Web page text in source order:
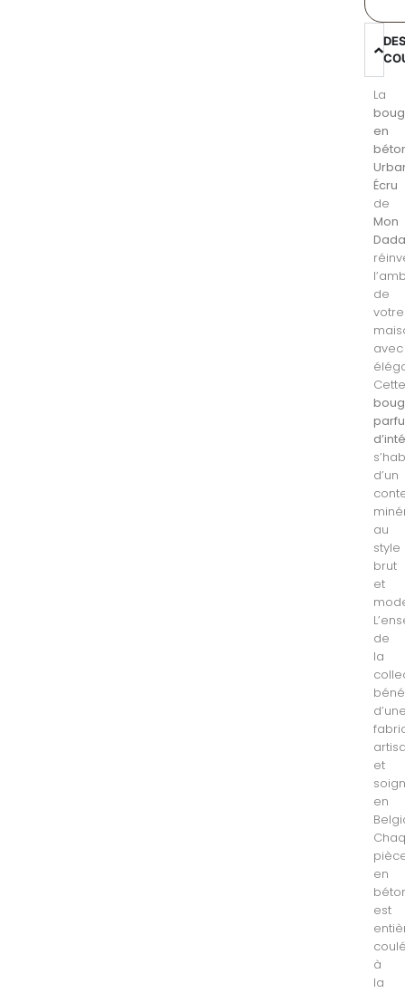
La
en
Écru
de
Mon
de
votre
avec
d’un
au
style
brut
et
de
la
et
en
en
est
à
la